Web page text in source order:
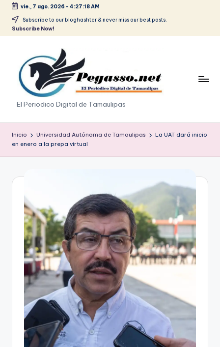
Saltar
vie., 7 ago. 2026 - 4:27:18 AM
Subscribe to our bloghashter & never miss our best posts.
Subscribe Now!
p
e
g
a
p
El Periodico Digital de Tamaulipas
Inicio Universidad Autónoma de Tamaulipas
La UAT dará inicio
en enero a la prepa virtual